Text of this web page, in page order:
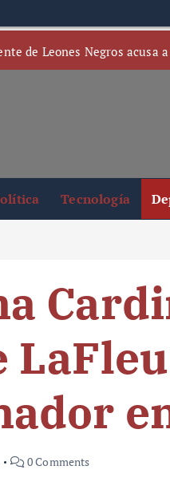
de Leones Negros acusa
Tecnología
0 Comments